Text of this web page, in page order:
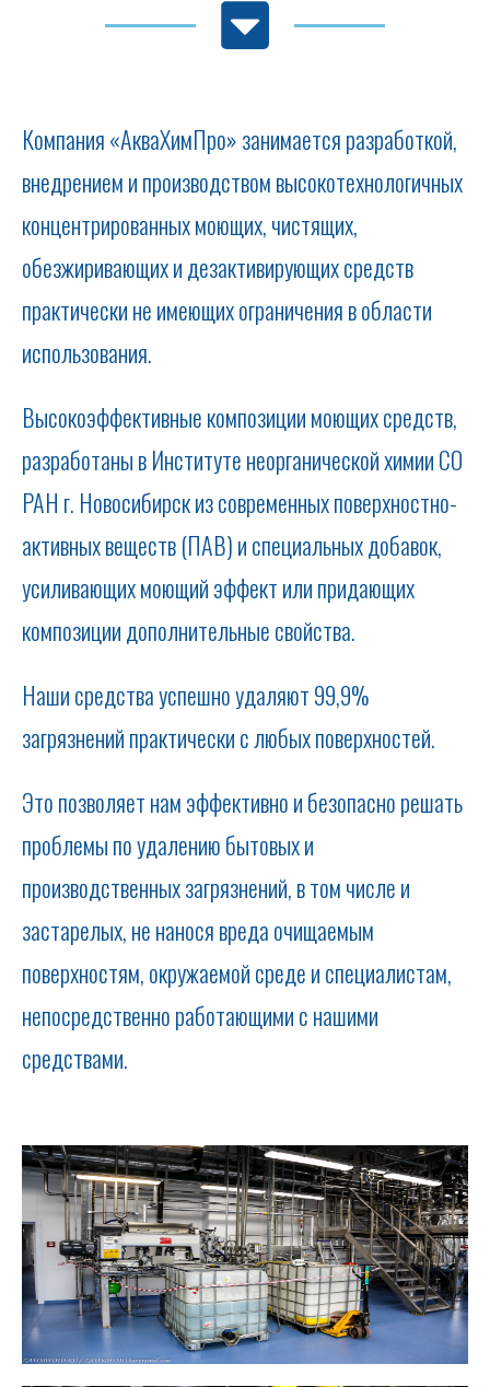
Компания «АкваХимПро» занимается разработкой,
внедрением и производством высокотехнологичных
концентрированных моющих, чистящих,
обезжиривающих и дезактивирующих средств
практически не имеющих ограничения в области
использования.
Высокоэффективные композиции моющих средств,
разработаны в Институте неорганической химии СО
РАН г. Новосибирск из современных поверхностно-
активных веществ (ПАВ) и специальных добавок,
усиливающих моющий эффект или придающих
композиции дополнительные свойства.
Наши средства успешно удаляют 99,9%
загрязнений практически с любых поверхностей.
Это позволяет нам эффективно и безопасно решать
проблемы по удалению бытовых и
производственных загрязнений, в том числе и
застарелых, не нанося вреда очищаемым
поверхностям, окружаемой среде и специалистам,
непосредственно работающими с нашими
средствами.